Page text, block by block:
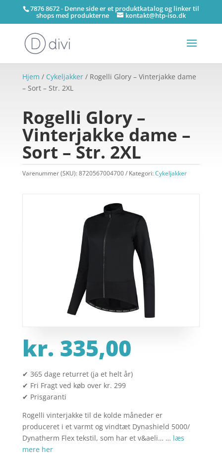
7876 8672 - Denne side er et produktkatalog og linker til
shops med produkterne kontakt@htp-iso.dk
Hjem / Cykeljakker/ Rogelli Glory – Vinterjakke dame
– Sort – Str. 2XL
Rogelli Glory –
Vinterjakke dame –
Sort – Str. 2XL
Varenummer (SKU):8720567004700 Kategori:Cykeljakker
kr. 335,00
✔ 365 dage returret (ja et helt år)
✔ Fri Fragt ved køb over kr. 299
✔ Prisgaranti
Rogelli vinterjakke til de kolde måneder er
produceret i et varmt og vindtæt Dynashield 5000/
Dynatherm Flex tekstil, som har et v&aeli… … læs
mere her